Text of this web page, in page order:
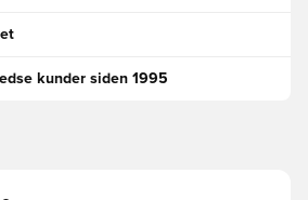
kunder siden 1995